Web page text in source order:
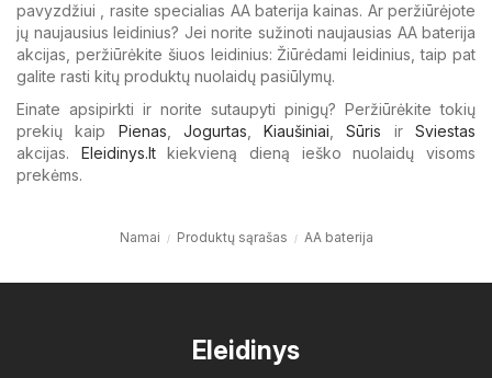
pavyzdžiui , rasite specialias AA baterija kainas. Ar peržiūrėjote
jų naujausius leidinius? Jei norite sužinoti naujausias AA baterija
akcijas, peržiūrėkite šiuos leidinius: Žiūrėdami leidinius, taip pat
galite rasti kitų produktų nuolaidų pasiūlymų.
Einate apsipirkti ir norite sutaupyti pinigų? Peržiūrėkite tokių
prekių kaip Pienas Jogurtas ,Kiaušiniai ,Sūris irSviestas
akcijas. Eleidinys.ltkiekvieną dieną ieško nuolaidų visoms
prekėms.
Namai Produktų sąrašas AA baterija
Eleidinys